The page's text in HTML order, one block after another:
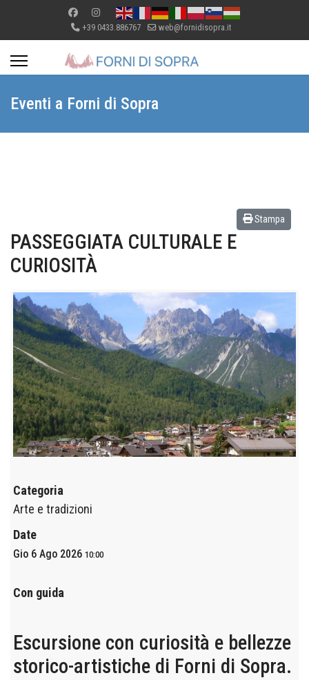
+39 0433.886767 web@fornidisopra.it
Eventi a Forni di Sopra
Stampa
PASSEGGIATA CULTURALE E
CURIOSITÀ
Categoria
Arte e tradizioni
Date
Gio 6 Ago 2026 10:00
Con guida
Escursione con curiosità e bellezze
storico-artistiche di Forni di Sopra.